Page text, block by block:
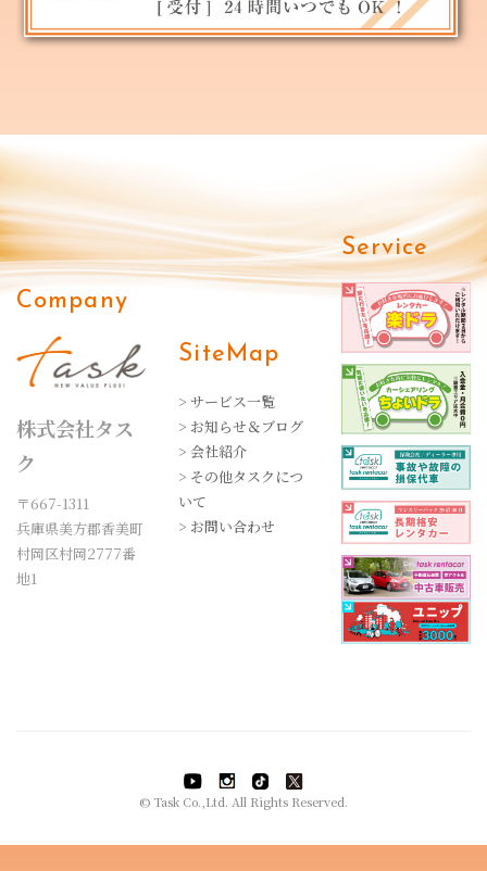
Company
株式会社タス
ク
〒667-1311
兵庫県美方郡香美町
村岡区村岡2777番
地1
SiteMap
> サービス一覧
> お知らせ＆ブログ
> 会社紹介
> その他タスクにつ
いて
> お問い合わせ
Service
© Task Co.,Ltd. All Rights Reserved.